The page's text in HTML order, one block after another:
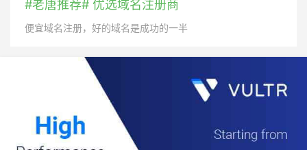
#老唐推荐# 优选域名注册商
便宜域名注册，好的域名是成功的一半